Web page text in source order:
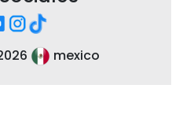
mexico